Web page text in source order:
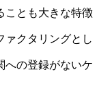
ことも大きな特徴
ァクタリングとし
への登録がないケ